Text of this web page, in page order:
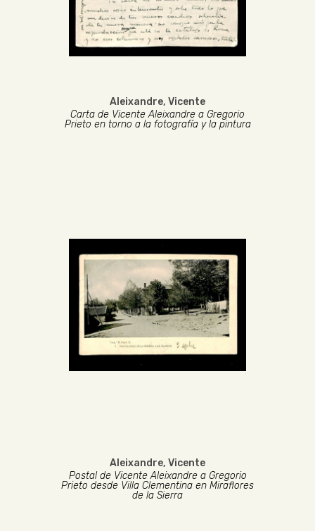
Aleixandre, Vicente
Carta de Vicente Aleixandre a Gregorio
Prieto en torno a la fotografía y la pintura
Aleixandre, Vicente
Postal de Vicente Aleixandre a Gregorio
Prieto desde Villa Clementina en Miraflores
de la Sierra